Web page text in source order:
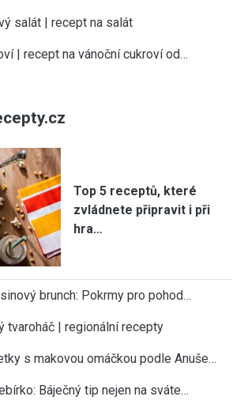
salát | recept na salát
| recept na vánoční cukroví od…
Top 5 receptů, které
zvládnete připravit i při
hra…
brunch: Pokrmy pro pohod…
tvaroháč | regionální recepty
s makovou omáčkou podle Anuše…
Báječný tip nejen na sváte…